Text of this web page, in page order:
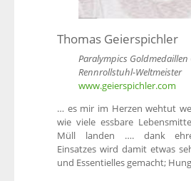
Thomas Geierspichler
Paralympics Goldmedaillen
Rennrollstuhl-Weltmeister
www.geierspichler.com
… es mir im Herzen wehtut
wie viele essbare
Müll landen …. dank
Einsatzes wird damit etwas
und Essentielles gemacht;